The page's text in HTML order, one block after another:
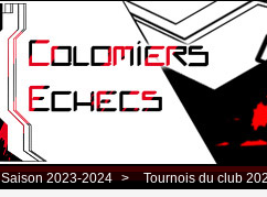
Saison 2023-2024 > Tournois du club